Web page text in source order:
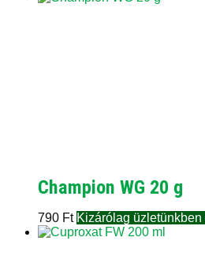
Champion WG 20 g
790 Ft Kizárólag